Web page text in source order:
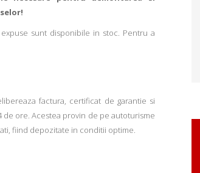
sunt disponibile in stoc. Pentru a
factura, certificat de garantie si
de ore. Acestea provin de pe autoturisme
fiind depozitate in conditii optime.